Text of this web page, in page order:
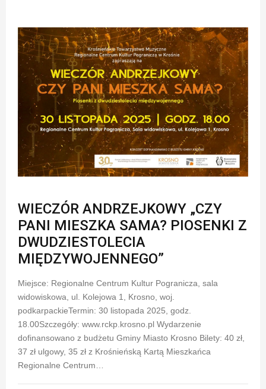
WIECZÓR ANDRZEJKOWY „CZY
PANI MIESZKA SAMA? PIOSENKI Z
DWUDZIESTOLECIA
MIĘDZYWOJENNEGO”
Miejsce: Regionalne Centrum Kultur Pogranicza, sala
widowiskowa, ul. Kolejowa 1, Krosno, woj.
podkarpackieTermin: 30 listopada 2025, godz.
18.00Szczegóły: www.rckp.krosno.pl Wydarzenie
dofinansowano z budżetu Gminy Miasto Krosno Bilety: 40 zł,
37 zł ulgowy, 35 zł z Krośnieńską Kartą Mieszkańca
Regionalne Centrum…